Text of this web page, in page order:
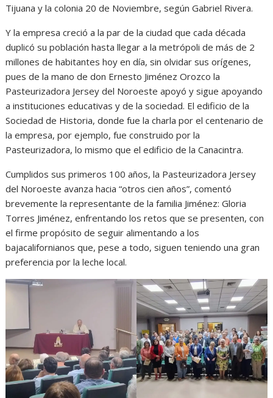
Tijuana y la colonia 20 de Noviembre, según Gabriel Rivera.
Y la empresa creció a la par de la ciudad que cada década
duplicó su población hasta llegar a la metrópoli de más de 2
millones de habitantes hoy en día, sin olvidar sus orígenes,
pues de la mano de don Ernesto Jiménez Orozco la
Pasteurizadora Jersey del Noroeste apoyó y sigue apoyando
a instituciones educativas y de la sociedad. El edificio de la
Sociedad de Historia, donde fue la charla por el centenario de
la empresa, por ejemplo, fue construido por la
Pasteurizadora, lo mismo que el edificio de la Canacintra.
Cumplidos sus primeros 100 años, la Pasteurizadora Jersey
del Noroeste avanza hacia “otros cien años”, comentó
brevemente la representante de la familia Jiménez: Gloria
Torres Jiménez, enfrentando los retos que se presenten, con
el firme propósito de seguir alimentando a los
bajacalifornianos que, pese a todo, siguen teniendo una gran
preferencia por la leche local.